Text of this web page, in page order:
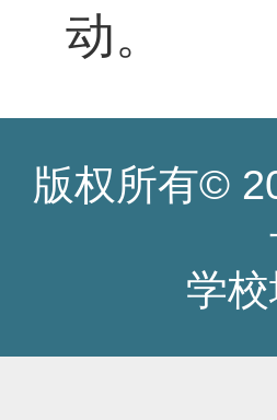
动。
版权所有©
学